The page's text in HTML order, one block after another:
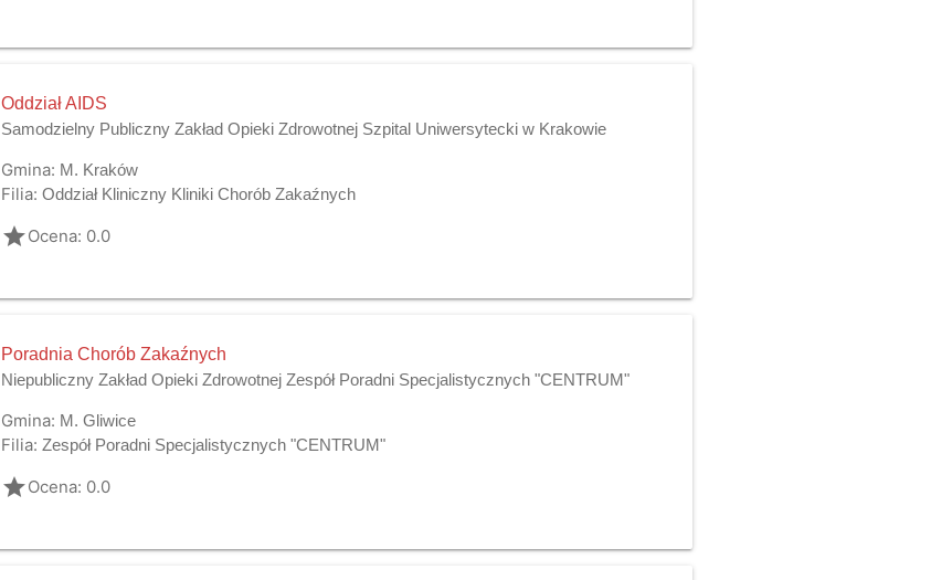
Oddział AIDS
Samodzielny Publiczny Zakład Opieki Zdrowotnej Szpital Uniwersytecki w Krakowie
Gmina: M. Kraków
Filia: Oddział Kliniczny Kliniki Chorób Zakaźnych
gradeOcena: 0.0
Poradnia Chorób Zakaźnych
Niepubliczny Zakład Opieki Zdrowotnej Zespół Poradni Specjalistycznych "CENTRUM"
Gmina: M. Gliwice
Filia: Zespół Poradni Specjalistycznych "CENTRUM"
gradeOcena: 0.0